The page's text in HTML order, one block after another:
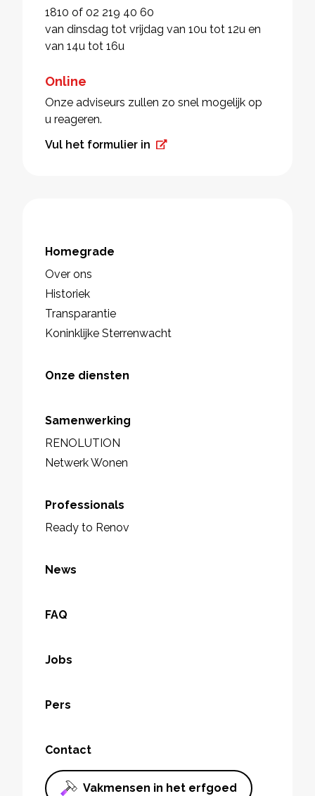
1810 of 02 219 40 60
van dinsdag tot vrijdag van 10u tot 12u en
van 14u tot 16u
Online
Onze adviseurs zullen zo snel mogelijk op
u reageren.
Vul het formulier in
Homegrade
Over ons
Historiek
Transparantie
Koninklijke Sterrenwacht
Onze diensten
Samenwerking
RENOLUTION
Netwerk Wonen
Professionals
Ready to Renov
News
FAQ
Jobs
Pers
Contact
Vakmensen in het erfgoed